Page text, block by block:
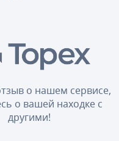
о нашем сервисе,
о вашей находке с
другими!